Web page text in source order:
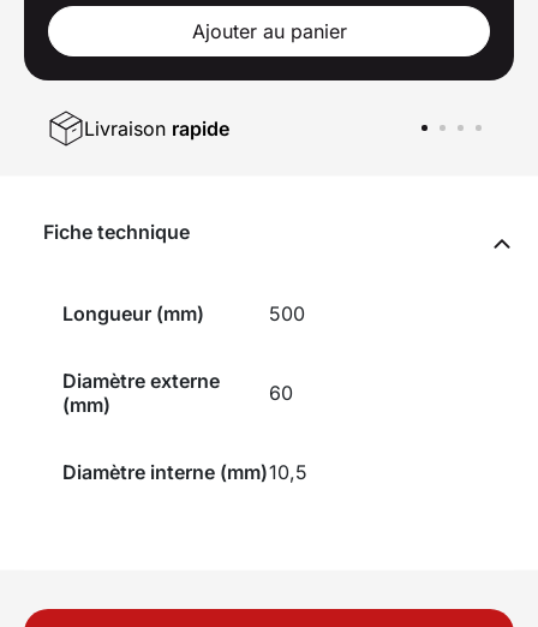
Ajouter au panier
Livraison rapide
Fiche technique
Longueur (mm) 500
Diamètre externe
(mm)
60
Diamètre interne (mm)10,5